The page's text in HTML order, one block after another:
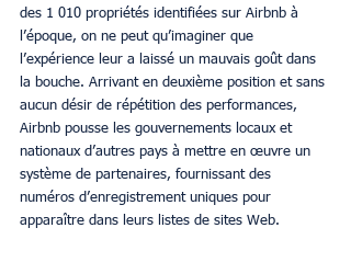
des 1 010 propriétés identifiées sur Airbnb à
l’époque, on ne peut qu’imaginer que
l’expérience leur a laissé un mauvais goût dans
la bouche. Arrivant en deuxième position et sans
aucun désir de répétition des performances,
Airbnb pousse les gouvernements locaux et
nationaux d’autres pays à mettre en œuvre un
système de partenaires, fournissant des
numéros d’enregistrement uniques pour
apparaître dans leurs listes de sites Web.